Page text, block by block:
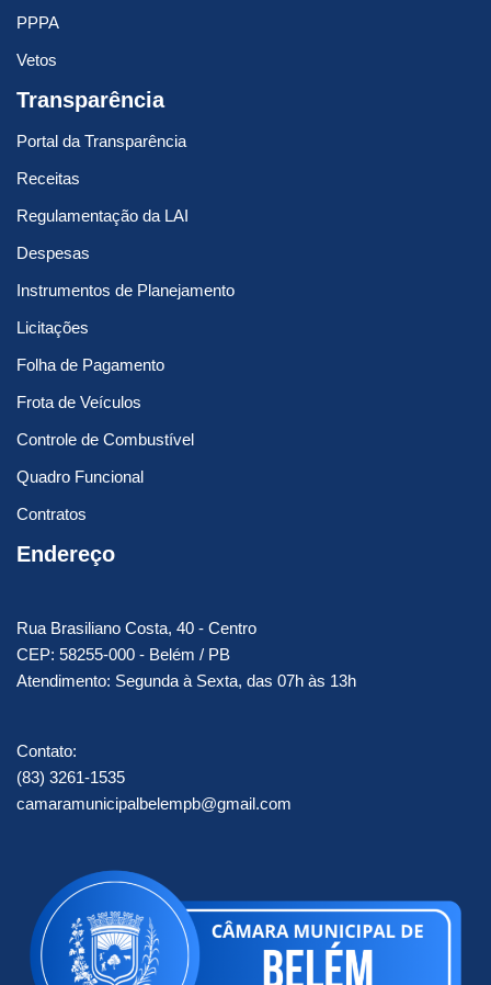
PPPA
Vetos
Transparência
Portal da Transparência
Receitas
Regulamentação da LAI
Despesas
Instrumentos de Planejamento
Licitações
Folha de Pagamento
Frota de Veículos
Controle de Combustível
Quadro Funcional
Contratos
Endereço
Rua Brasiliano Costa, 40 - Centro
CEP: 58255-000 - Belém / PB
Atendimento: Segunda à Sexta, das 07h às 13h
Contato:
(83) 3261-1535
camaramunicipalbelempb@gmail.com